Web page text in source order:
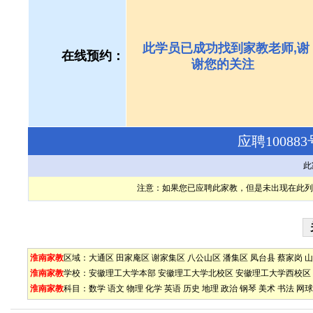
在线预约：
此学员已成功找到家教老师,谢
谢您的关注
应聘
注意：如果您已应聘此家教，但是未出现在此
淮南家教区域： 大通区 田家庵区 谢家集区 八公山区 潘集区 凤台县 蔡家岗
淮南家教学校： 安徽理工大学本部 安徽理工大学北校区 安徽理工大学西校区
淮南家教科目： 数学 语文 物理 化学 英语 历史 地理 政治 钢琴 美术 书法 网球